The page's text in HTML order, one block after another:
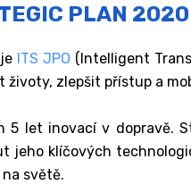
PLAN
ITS JPO (Intelligent
životy, zlepšit přístup a
5 let inovací v dopravě.
jeho klíčových
světě.